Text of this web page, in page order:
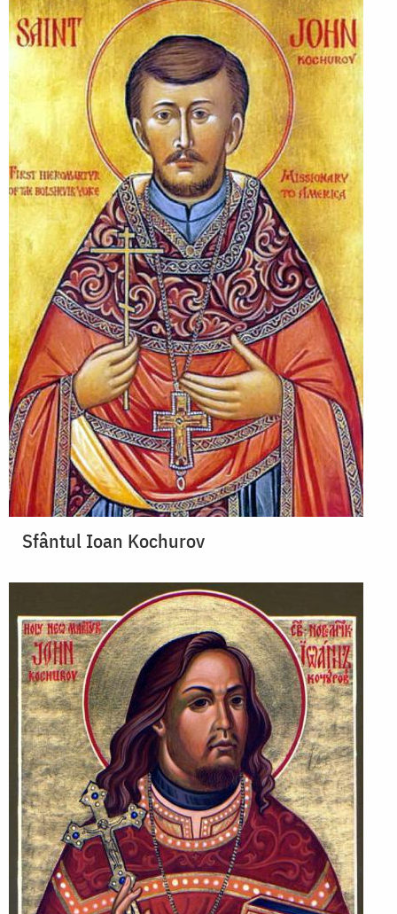
Sfântul Ioan Kochurov